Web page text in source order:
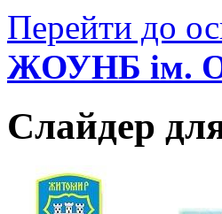
Перейти до
ЖОУНБ ім.
Слайдер